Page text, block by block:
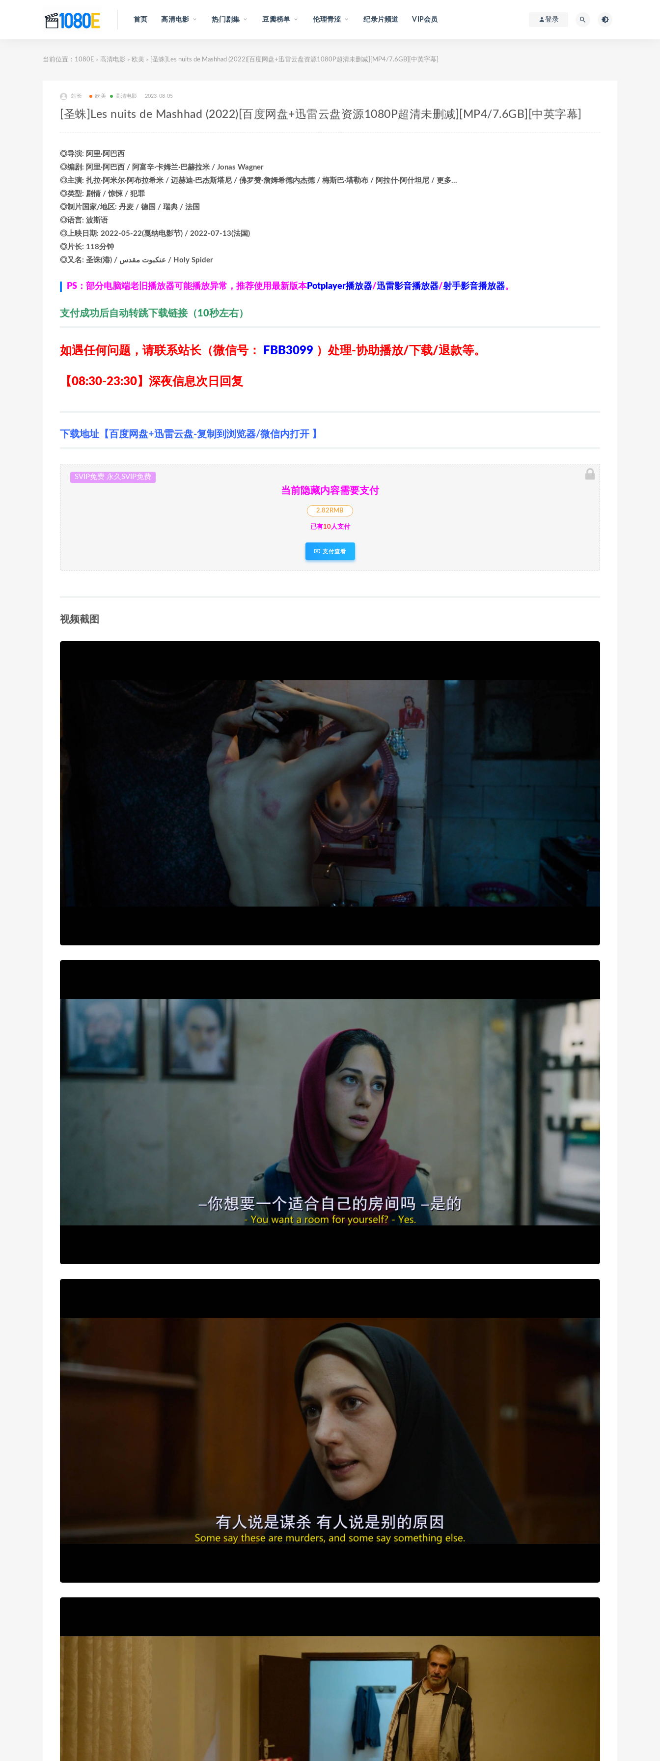
首页 高清电影 热门剧集 豆瓣榜单 伦理青涩 纪录片频道 VIP会员 登录
当前位置： 1080E > 高清电影 > 欧美 > [圣蛛]Les nuits de Mashhad (2022)[百度网盘+迅雷云盘资源1080P超清未删减][MP4/7.6GB][中英字幕]
站长 欧美 高清电影 2023-08-05
[圣蛛]Les nuits de Mashhad (2022)[百度网盘+迅雷云盘资源1080P超清未删减][MP4/7.6GB][中英字幕]
◎导演: 阿里·阿巴西
◎编剧: 阿里·阿巴西 / 阿富辛·卡姆兰·巴赫拉米 / Jonas Wagner
◎主演: 扎拉·阿米尔·阿布拉希米 / 迈赫迪·巴杰斯塔尼 / 佛罗赞·詹姆希德内杰德 / 梅斯巴·塔勒布 / 阿拉什·阿什坦尼 / 更多…
◎类型: 剧情 / 惊悚 / 犯罪
◎制片国家/地区: 丹麦 / 德国 / 瑞典 / 法国
◎语言: 波斯语
◎上映日期: 2022-05-22(戛纳电影节) / 2022-07-13(法国)
◎片长: 118分钟
◎又名: 圣诛(港) / عنکبوت مقدس / Holy Spider
PS：部分电脑端老旧播放器可能播放异常，推荐使用最新版本Potplayer播放器/迅雷影音播放器/射手影音播放器。
支付成功后自动转跳下载链接（10秒左右）
如遇任何问题，请联系站长（微信号： FBB3099 ） 处理-协助播放/下载/退款等。
【08:30-23:30】深夜信息次日回复
下载地址【百度网盘+迅雷云盘-复制到浏览器/微信内打开 】
SVIP免费 永久SVIP免费
当前隐藏内容需要支付
2.82RMB
已有10人支付
支付查看
视频截图